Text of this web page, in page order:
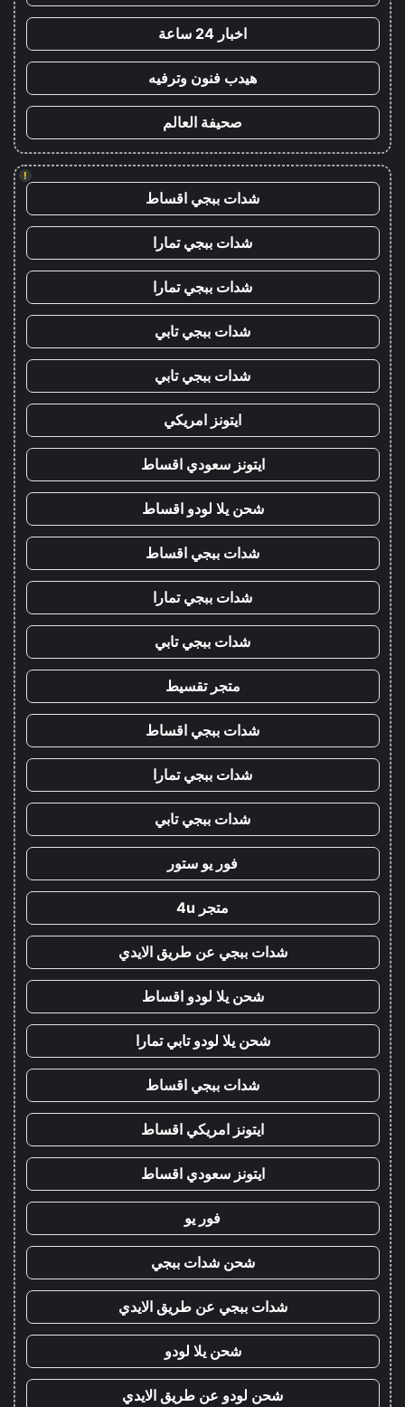
اخبار 24 ساعة
هيدب فنون وترفيه
صحيفة العالم
!
شدات ببجي اقساط
شدات ببجي تمارا
شدات ببجي تمارا
شدات ببجي تابي
شدات ببجي تابي
ايتونز امريكي
ايتونز سعودي اقساط
شحن يلا لودو اقساط
شدات ببجي اقساط
شدات ببجي تمارا
شدات ببجي تابي
متجر تقسيط
شدات ببجي اقساط
شدات ببجي تمارا
شدات ببجي تابي
فور يو ستور
متجر 4u
شدات ببجي عن طريق الايدي
شحن يلا لودو اقساط
شحن يلا لودو تابي تمارا
شدات ببجي اقساط
ايتونز امريكي اقساط
ايتونز سعودي اقساط
فور يو
شحن شدات ببجي
شدات ببجي عن طريق الايدي
شحن يلا لودو
شحن لودو عن طريق الايدي